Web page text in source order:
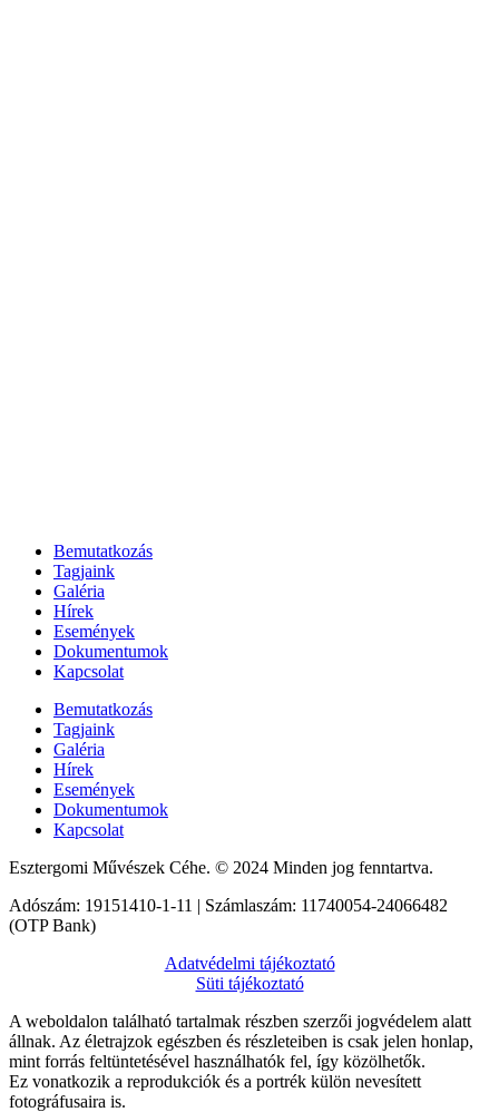
Bemutatkozás
Tagjaink
Galéria
Hírek
Események
Dokumentumok
Kapcsolat
Bemutatkozás
Tagjaink
Galéria
Hírek
Események
Dokumentumok
Kapcsolat
Esztergomi Művészek Céhe. © 2024 Minden jog fenntartva.
Adószám: 19151410-1-11 | Számlaszám: 11740054-24066482
(OTP Bank)
Adatvédelmi tájékoztató
Süti tájékoztató
A weboldalon található tartalmak részben szerzői jogvédelem alatt
állnak. Az életrajzok egészben és részleteiben is csak jelen honlap,
mint forrás feltüntetésével használhatók fel, így közölhetők.
Ez vonatkozik a reprodukciók és a portrék külön nevesített
fotográfusaira is.